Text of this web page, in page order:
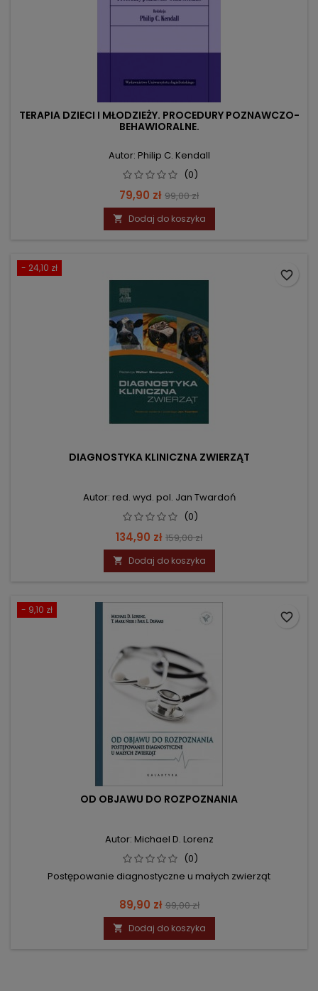
TERAPIA DZIECI I MŁODZIEŻY. PROCEDURY POZNAWCZO-
BEHAWIORALNE.
Autor: Philip C. Kendall
(0)
Cena
79,90 zł Cena
podstawowa
99,00 zł
 Dodaj do koszyka
- 24,10 zł
DIAGNOSTYKA KLINICZNA ZWIERZĄT
Autor: red. wyd. pol. Jan Twardoń
(0)
Cena
134,90 zł Cena
podstawowa
159,00 zł
 Dodaj do koszyka
favorite_border
- 9,10 zł
OD OBJAWU DO ROZPOZNANIA
Autor: Michael D. Lorenz
(0)
Postępowanie diagnostyczne u małych zwierząt
Cena
89,90 zł Cena
podstawowa
99,00 zł
 Dodaj do koszyka
favorite_border